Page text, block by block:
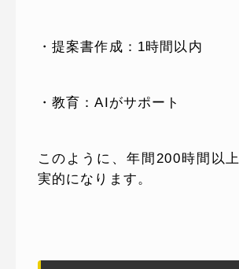
・提案書作成：1時間以内
・教育：AIがサポート
このように、年間200時間以
実的になります。